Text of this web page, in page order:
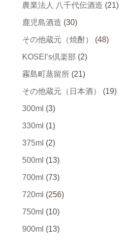
農業法人 八千代伝酒造 (21)
鹿児島酒造 (30)
その他蔵元（焼酎） (48)
KOSEI’s倶楽部 (2)
霧島町蒸留所 (21)
その他蔵元（日本酒） (19)
300ml (3)
330ml (1)
375ml (2)
500ml (13)
700ml (73)
720ml (256)
750ml (10)
900ml (13)